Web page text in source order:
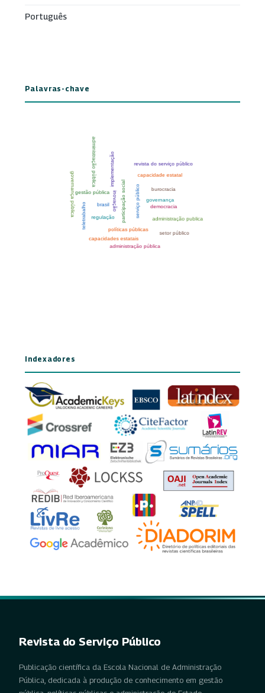
Português
Palavras-chave
Indexadores
Revista do Serviço Público
Publicação científica da Escola Nacional de Administração
Pública, dedicada à produção de conhecimento em gestão